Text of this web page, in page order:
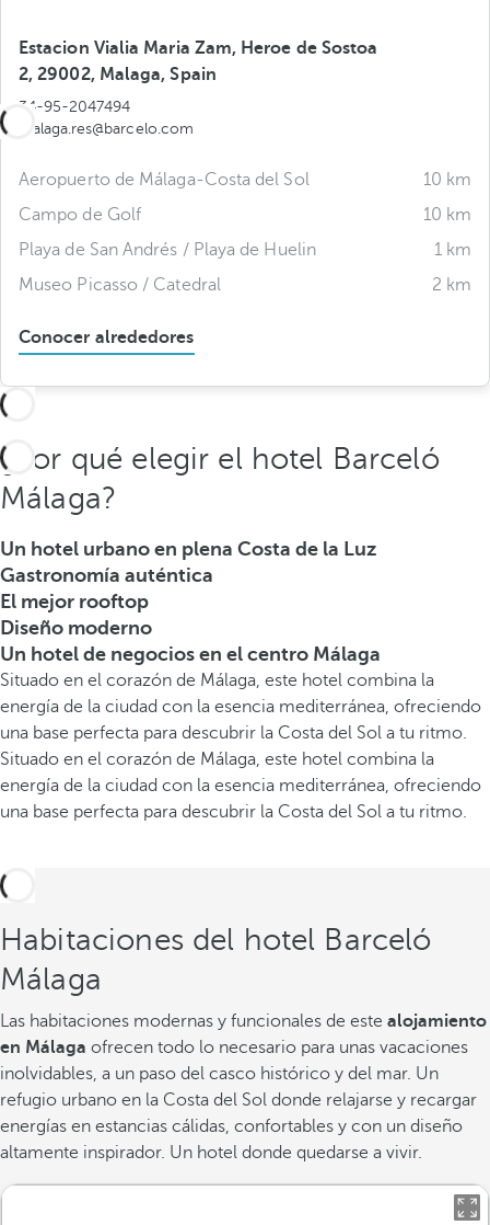
Estacion Vialia Maria Zam, Heroe de Sostoa
2, 29002, Malaga, Spain
34-95-2047494
malaga.res@barcelo.com
Aeropuerto de Málaga-Costa del Sol
10 km
Campo de Golf
10 km
Playa de San Andrés / Playa de Huelin
1 km
Museo Picasso / Catedral
2 km
Conocer alrededores
¿Por qué elegir el hotel Barceló
Málaga?
Un hotel urbano en plena Costa de la Luz
Gastronomía auténtica
El mejor rooftop
Diseño moderno
Un hotel de negocios en el centro Málaga
Situado en el corazón de Málaga, este hotel combina la
energía de la ciudad con la esencia mediterránea, ofreciendo
una base perfecta para descubrir la Costa del Sol a tu ritmo.
Situado en el corazón de Málaga, este hotel combina la
energía de la ciudad con la esencia mediterránea, ofreciendo
una base perfecta para descubrir la Costa del Sol a tu ritmo.
Habitaciones del hotel Barceló
Málaga
Las habitaciones modernas y funcionales de este alojamiento
en Málaga ofrecen todo lo necesario para unas vacaciones
inolvidables, a un paso del casco histórico y del mar. Un
refugio urbano en la Costa del Sol donde relajarse y recargar
energías en estancias cálidas, confortables y con un diseño
altamente inspirador. Un hotel donde quedarse a vivir.